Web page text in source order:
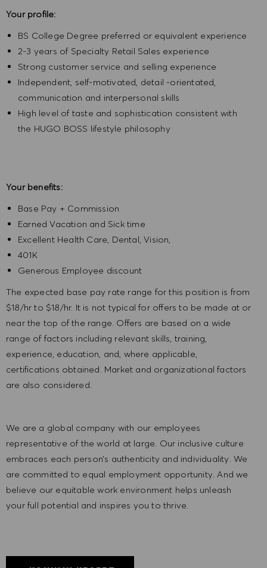
Your profile:
BS College Degree preferred or equivalent experience
2-3 years of Specialty Retail Sales experience
Strong customer service and selling experience
Independent, self-motivated, detail -orientated,
communication and interpersonal skills
High level of taste and sophistication consistent with
the HUGO BOSS lifestyle philosophy
Your benefits:
Base Pay + Commission
Earned Vacation and Sick time
Excellent Health Care, Dental, Vision,
401K
Generous Employee discount
The expected base pay rate range for this position is from
$18/hr to $18/hr. It is not typical for offers to be made at or
near the top of the range. Offers are based on a wide
range of factors including relevant skills, training,
experience, education, and, where applicable,
certifications obtained. Market and organizational factors
are also considered.
We are a global company with our employees
representative of the world at large. Our inclusive culture
embraces each person’s authenticity and individuality. We
are committed to equal employment opportunity. And we
believe our equitable work environment helps unleash
your full potential and inspires you to thrive.